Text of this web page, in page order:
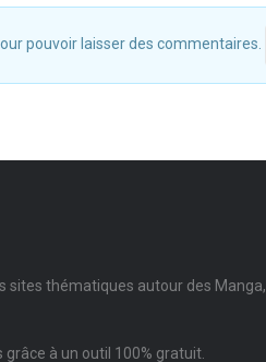
pouvoir laisser des commentaires.
sites thématiques autour des Manga,
à un outil 100% gratuit.